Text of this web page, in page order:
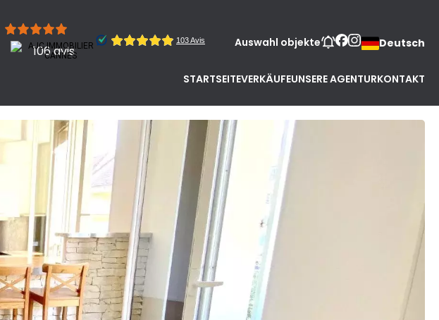
106 avis
Auswahl objekte Deutsch
STARTSEITEVERKÄUFEUNSERE AGENTURKONTAKT